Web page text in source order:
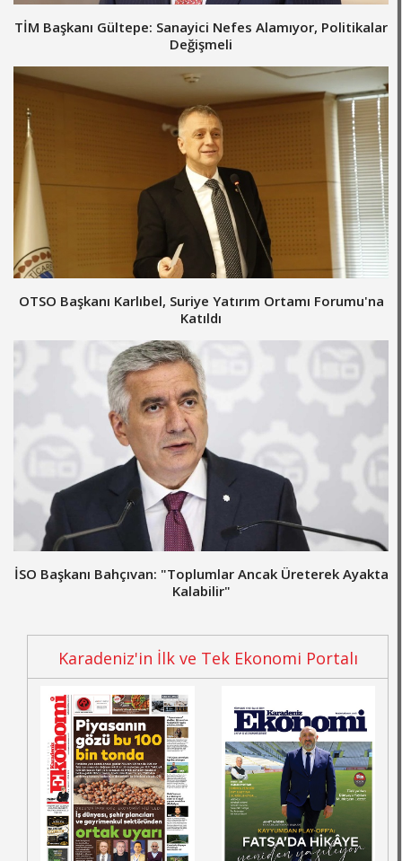
TİM Başkanı Gültepe: Sanayici Nefes Alamıyor, Politikalar
Değişmeli
OTSO Başkanı Karlıbel, Suriye Yatırım Ortamı Forumu'na
Katıldı
İSO Başkanı Bahçıvan: "Toplumlar Ancak Üreterek Ayakta
Kalabilir"
Karadeniz'in İlk ve Tek Ekonomi Portalı